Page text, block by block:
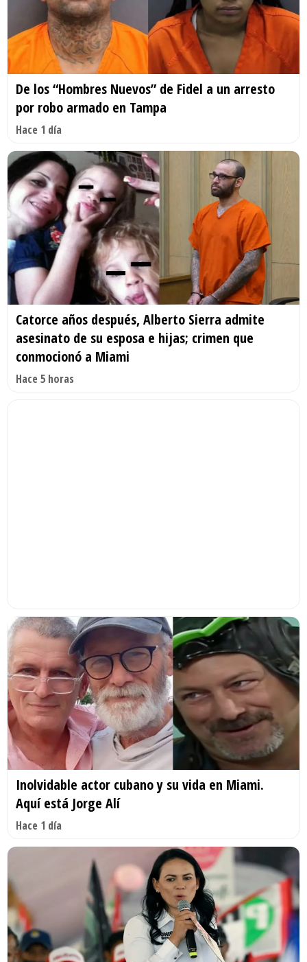
De los “Hombres Nuevos” de Fidel a un arresto
por robo armado en Tampa
Hace 1 día
Catorce años después, Alberto Sierra admite
asesinato de su esposa e hijas; crimen que
conmocionó a Miami
Hace 5 horas
Inolvidable actor cubano y su vida en Miami.
Aquí está Jorge Alí
Hace 1 día